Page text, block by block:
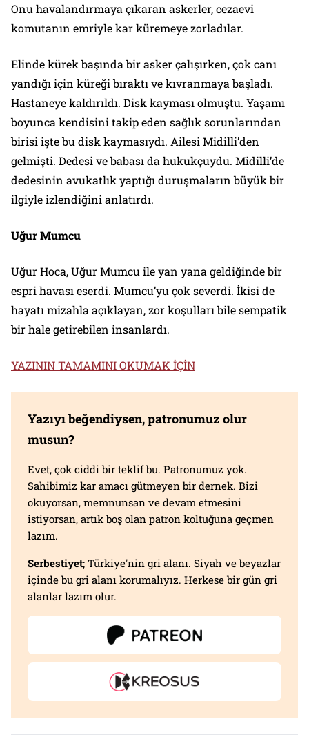
Onu havalandırmaya çıkaran askerler, cezaevi
komutanın emriyle kar küremeye zorladılar.
Elinde kürek başında bir asker çalışırken, çok canı
yandığı için küreği bıraktı ve kıvranmaya başladı.
Hastaneye kaldırıldı. Disk kayması olmuştu. Yaşamı
boyunca kendisini takip eden sağlık sorunlarından
birisi işte bu disk kaymasıydı. Ailesi Midilli’den
gelmişti. Dedesi ve babası da hukukçuydu. Midilli’de
dedesinin avukatlık yaptığı duruşmaların büyük bir
ilgiyle izlendiğini anlatırdı.
Uğur Mumcu
Uğur Hoca, Uğur Mumcu ile yan yana geldiğinde bir
espri havası eserdi. Mumcu’yu çok severdi. İkisi de
hayatı mizahla açıklayan, zor koşulları bile sempatik
bir hale getirebilen insanlardı.
YAZININ TAMAMINI OKUMAK İÇİN
Yazıyı beğendiysen, patronumuz olur
musun?
Evet, çok ciddi bir teklif bu. Patronumuz yok.
Sahibimiz kar amacı gütmeyen bir dernek. Bizi
okuyorsan, memnunsan ve devam etmesini
istiyorsan, artık boş olan patron koltuğuna geçmen
lazım.
Serbestiyet; Türkiye'nin gri alanı. Siyah ve beyazlar
içinde bu gri alanı korumalıyız. Herkese bir gün gri
alanlar lazım olur.